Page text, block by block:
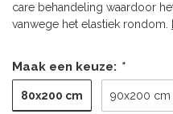
care behandeling waardoor
vanwege het elastiek rondom.
Maak een keuze: *
80x200 cm 90x200 cm